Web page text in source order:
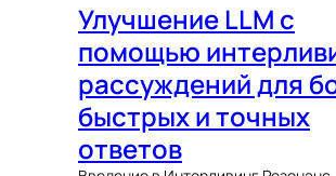
Улучшение LLM с
помощью
рассуждений для
быстрых и точных
ответов